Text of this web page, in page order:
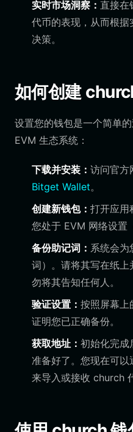
实时市场洞察： 直接在
代币的表现，从而根
决策。
如何创建
设置您的钱包是一个简单
EVM 生态系统：
下载并安装： 访问官方
Bitget Wallet。
创建新钱包： 打开应用
您处于 EVM 网络设置
备份助记词： 系统会为
词）。请将其写在纸
勿将其告知任何人。
验证设置： 按照屏幕上
证明您已正确备份。
获取地址： 初始化完
准备好了。您现在可
来导入或接收 church